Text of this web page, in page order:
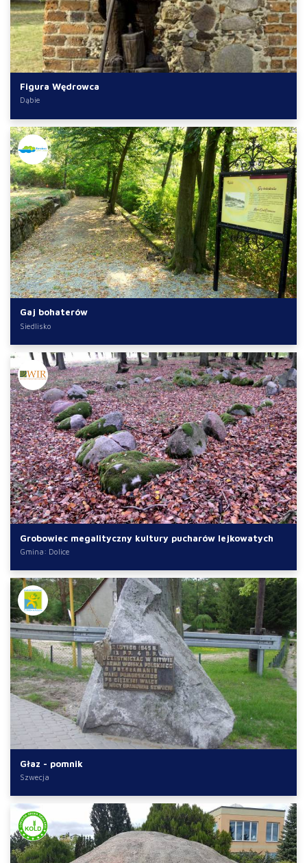
Figura Wędrowca
Dąbie
Gaj bohaterów
Siedlisko
Grobowiec megalityczny kultury pucharów lejkowatych
Gmina: Dolice
Głaz - pomnik
Szwecja